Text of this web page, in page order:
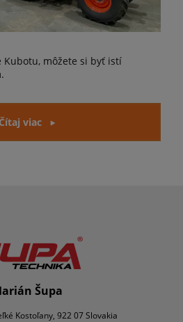
Kubotu, môžete si byť istí
Čítaj viac
Šupa
Kostoľany, 922 07 Slovakia